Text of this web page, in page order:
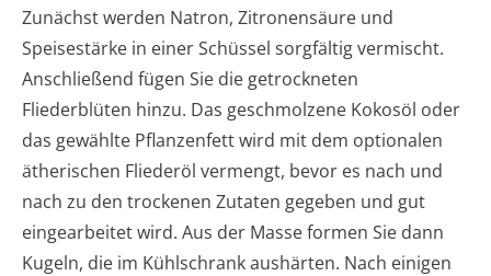
Zunächst werden Natron, Zitronensäure und
Speisestärke in einer Schüssel sorgfältig vermischt.
Anschließend fügen Sie die getrockneten
Fliederblüten hinzu. Das geschmolzene Kokosöl oder
das gewählte Pflanzenfett wird mit dem optionalen
ätherischen Fliederöl vermengt, bevor es nach und
nach zu den trockenen Zutaten gegeben und gut
eingearbeitet wird. Aus der Masse formen Sie dann
Kugeln, die im Kühlschrank aushärten. Nach einigen